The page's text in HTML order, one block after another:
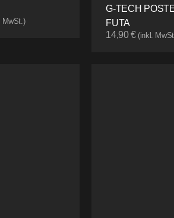
MwSt.)
G-TECH
FUTA
14,90€ (inkl.